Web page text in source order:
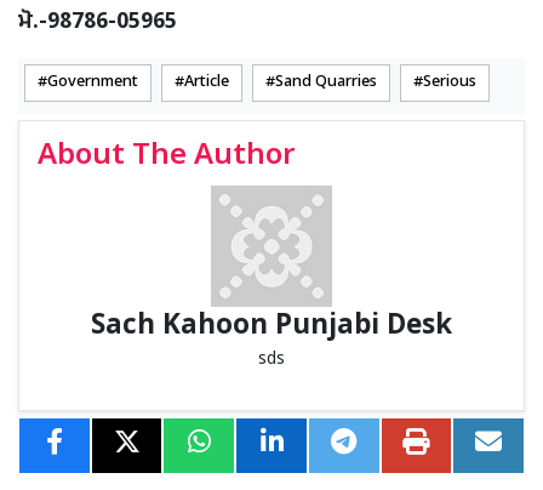
ਮੋ.-98786-05965
Government Article Sand Quarries Serious
About The Author
Sach Kahoon Punjabi Desk
sds